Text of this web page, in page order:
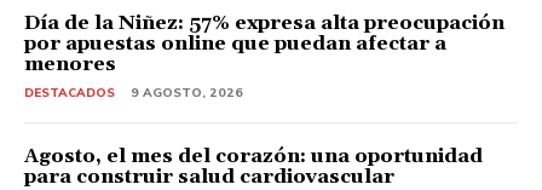
Día de la Niñez: 57% expresa alta preocupación
por apuestas online que puedan afectar a
menores
DESTACADOS 9 AGOSTO, 2026
Agosto, el mes del corazón: una oportunidad
para construir salud cardiovascular